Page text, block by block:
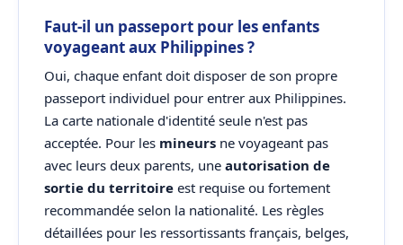
Faut-il un passeport pour les enfants
voyageant aux Philippines ?
Oui, chaque enfant doit disposer de son propre
passeport individuel pour entrer aux Philippines.
La carte nationale d'identité seule n'est pas
acceptée. Pour les mineurs ne voyageant pas
avec leurs deux parents, une autorisation de
sortie du territoire est requise ou fortement
recommandée selon la nationalité. Les règles
détaillées pour les ressortissants français, belges,